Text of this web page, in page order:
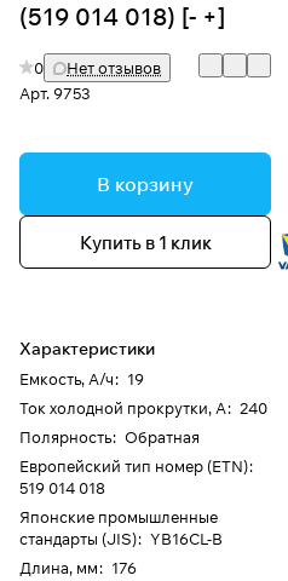
(519 014 018) [- +]
0
Нет отзывов
Арт.9753
В корзину
Купить в 1 клик
Характеристики
Емкость, А/ч: 19
Ток холодной прокрутки, А: 240
Полярность: Обратная
Европейский тип номер (ETN):
519 014 018
Японские промышленные
стандарты (JIS): YB16CL-B
Длина, мм: 176